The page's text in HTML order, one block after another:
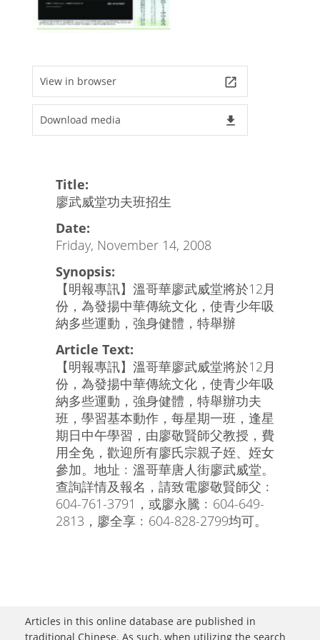
View in browser launch
Download media file_download
Title:
廖武威堂功夫班招生
Date:
Friday, November 14, 2008
Synopsis:
【明報專訊】溫哥華廖武威堂將於12月
份，為發揚中華傳統文化，使青少年吸
納多些運動，強身健體，特舉辦
Article Text:
【明報專訊】溫哥華廖武威堂將於12月
份，為發揚中華傳統文化，使青少年吸
納多些運動，強身健體，特舉辦功夫
班，學習基本動作，每星期一班，逢星
期日中午學習，由廖敬賢師父教授，費
用全免，歡迎所有廖氏宗親子姪、姪女
參加。地址﹕溫哥華唐人街廖武威堂。
查詢詳情及報名，請致電廖敬賢師父﹕
604-761-3791，或廖永騰﹕604-649-
2813，廖全享﹕604-828-2799均可。
Articles in this online database are published in
traditional Chinese. As such, when utilizing the search